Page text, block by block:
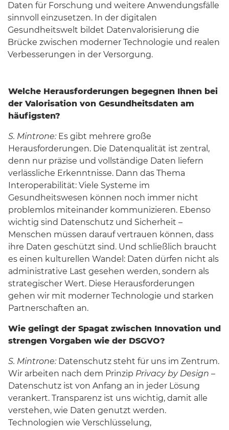
Daten für Forschung und weitere Anwendungsfälle
sinnvoll einzusetzen. In der digitalen
Gesundheitswelt bildet Datenvalorisierung die
Brücke zwischen moderner Technologie und realen
Verbesserungen in der Versorgung.
Welche Herausforderungen begegnen Ihnen bei
der Valorisation von Gesundheitsdaten am
häufigsten?
S. Mintrone: Es gibt mehrere große
Herausforderungen. Die Datenqualität ist zentral,
denn nur präzise und vollständige Daten liefern
verlässliche Erkenntnisse. Dann das Thema
Interoperabilität: Viele Systeme im
Gesundheitswesen können noch immer nicht
problemlos miteinander kommunizieren. Ebenso
wichtig sind Datenschutz und Sicherheit –
Menschen müssen darauf vertrauen können, dass
ihre Daten geschützt sind. Und schließlich braucht
es einen kulturellen Wandel: Daten dürfen nicht als
administrative Last gesehen werden, sondern als
strategischer Wert. Diese Herausforderungen
gehen wir mit moderner Technologie und starken
Partnerschaften an.
Wie gelingt der Spagat zwischen Innovation und
strengen Vorgaben wie der DSGVO?
S. Mintrone: Datenschutz steht für uns im Zentrum.
Wir arbeiten nach dem Prinzip Privacy by Design –
Datenschutz ist von Anfang an in jeder Lösung
verankert. Transparenz ist uns wichtig, damit alle
verstehen, wie Daten genutzt werden.
Technologien wie Verschlüsselung,